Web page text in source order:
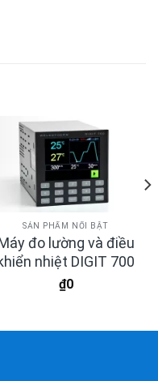
SẢN PHẨM NỔI BẬT
đo lường và điều
nhiệt DIGIT 700
₫0